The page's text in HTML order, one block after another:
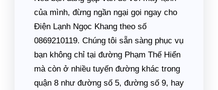
của mình, đừng ngần ngại gọi ngay cho
Điện Lạnh Ngọc Khang theo số
0869210119. Chúng tôi sẵn sàng phục vụ
bạn không chỉ tại đường Phạm Thế Hiển
mà còn ở nhiều tuyến đường khác trong
quận 8 như đường số 5, đường số 9, hay